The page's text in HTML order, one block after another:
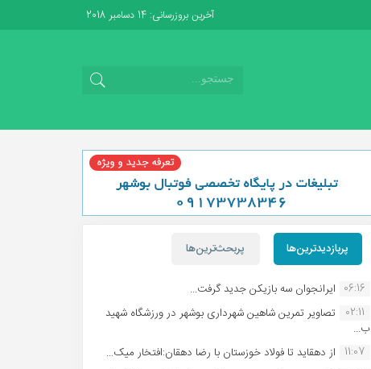
آخرین بروزرسانی: 14 دسامبر 2018
پربازدیدترین‌ها پربحث‌ترین‌ها
06:16 ایرانجوان سه بازیکن جدید گرفت...
02:11
تصاویر تمرین شاهین شهردارى بوشهر در ورزشگاه شهید
ب...
11:07 از دهقاید تا فولاد خوزستان با رضا دهقان:افتخار میک...